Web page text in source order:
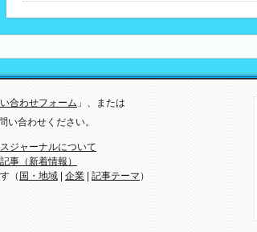
合わせフォーム 」、または
い合わせください。
ジャーナルについて
事（新着情報）
（ 国・地域 企業 記事テーマ ）